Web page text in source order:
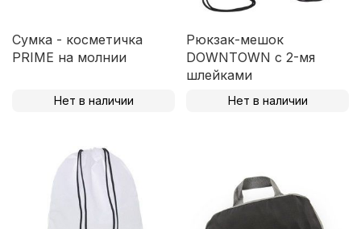
Сумка - косметичка
PRIME на молнии
Нет в наличии
Рюкзак-мешок
DOWNTOWN с 2-мя
шлейками
Нет в наличии